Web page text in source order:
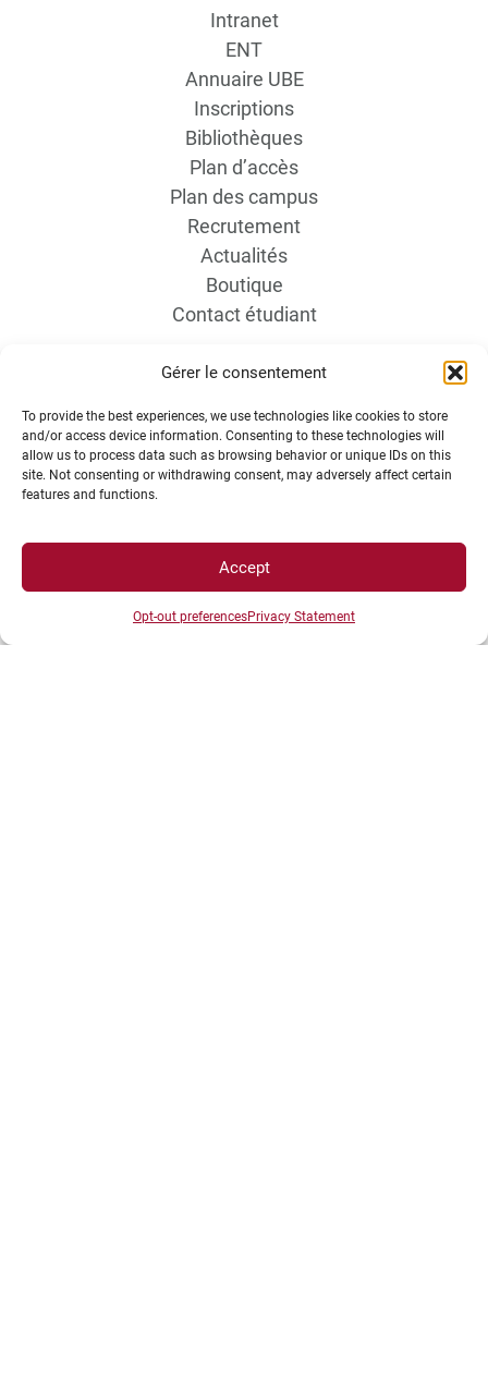
Gérer le consentement
To provide the best experiences, we use technologies like cookies to store
and/or access device information. Consenting to these technologies will
allow us to process data such as browsing behavior or unique IDs on this
site. Not consenting or withdrawing consent, may adversely affect certain
features and functions.
Accept
Opt-out preferencesPrivacy Statement
Intranet
ENT
Annuaire UBE
Inscriptions
Bibliothèques
Plan d’accès
Plan des campus
Recrutement
Actualités
Boutique
Contact étudiant
INFORMATIONS LÉGALES
Plan d’accès des campus
Mentions légales